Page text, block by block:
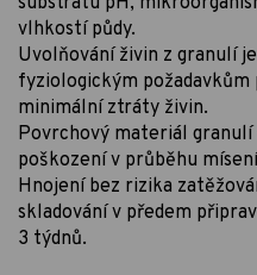
vlhkostí půdy.
Uvolňování živin z granulí
fyziologickým požadavkům
minimální ztráty živin.
Povrchový materiál granulí
poškození v průběhu
Hnojení bez rizika
skladování v předem
3 týdnů.